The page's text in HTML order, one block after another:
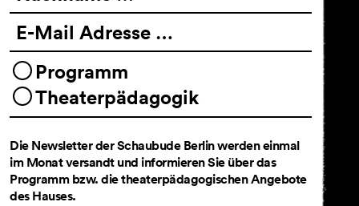
E-Mail Adresse …
Programm
Theaterpädagogik
Die Newsletter der Schaubude Berlin werden einmal
im Monat versandt und informieren Sie über das
Programm bzw. die theaterpädagogischen Angebote
des Hauses.